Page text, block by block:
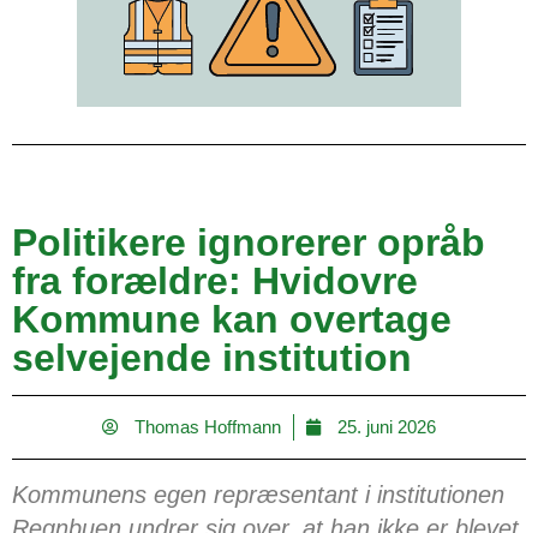
Politikere ignorerer opråb
fra forældre: Hvidovre
Kommune kan overtage
selvejende institution
Thomas Hoffmann 25. juni 2026
Kommunens egen repræsentant i institutionen